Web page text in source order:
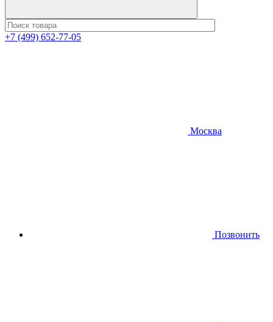
+7 (499) 652-77-05
Москва
Позвонить